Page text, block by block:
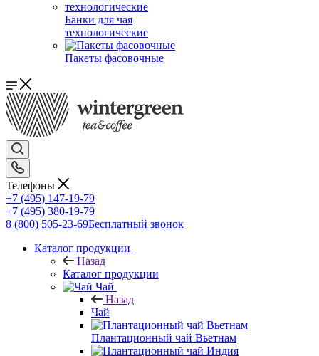
Банки для чая
технологические
Пакеты фасовочные
Телефоны
+7 (495) 147-19-79
+7 (495) 380-19-79
8 (800) 505-23-69Бесплатный звонок
Каталог продукции
Назад
Каталог продукции
Чай
Назад
Чай
Плантационный чай Вьетнам